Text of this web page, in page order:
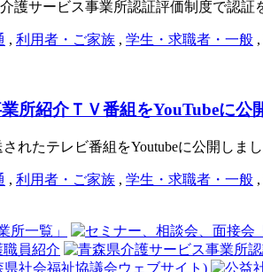
護サービス事業所認証評価制度で認
, 利用者・ご家族 , 学生・求職者・一般 ,
所紹介ＴＶ番組をYouTubeに公
れたテレビ番組をYoutubeに公開しま
, 利用者・ご家族 , 学生・求職者・一般 ,